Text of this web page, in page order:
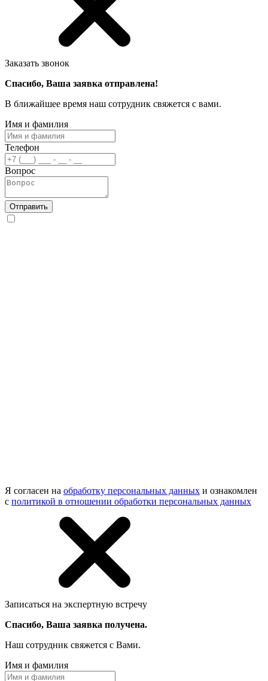
Заказать звонок
Спасибо, Ваша заявка отправлена!
В ближайшее время наш сотрудник свяжется с вами.
Имя и фамилия
Телефон
Вопрос
Отправить
Я согласен на обработку персональных данных и ознакомлен
с политикой в отношении обработки персональных данных
Записаться на экспертную встречу
Спасибо, Ваша заявка получена.
Наш сотрудник свяжется с Вами.
Имя и фамилия